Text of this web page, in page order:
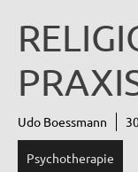
Udo Boessmann
Psychotherapie